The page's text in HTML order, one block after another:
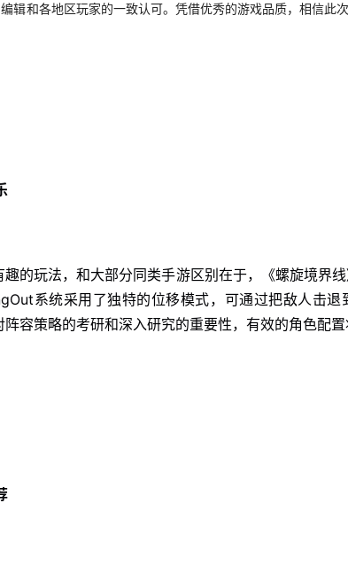
辑和各地区玩家的一致认可。凭借优秀的游戏品质，相信此
的玩法，和大部分同类手游区别在于，《螺旋境界
系统采用了独特的位移模式，可通过把敌人击退
容策略的考研和深入研究的重要性，有效的角色配置